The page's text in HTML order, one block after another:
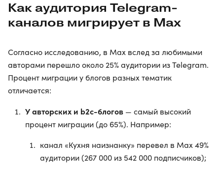
Как аудитория Telegram-
каналов мигрирует в Max
Согласно исследованию, в Max вслед за любимыми
авторами перешло около 25% аудитории из Telegram.
Процент миграции у блогов разных тематик
отличается:
У авторских и b2c-блогов — самый высокий
процент миграции (до 65%). Например:
канал «Кухня наизнанку» перевел в Max 49%
аудитории (267 000 из 542 000 подписчиков);